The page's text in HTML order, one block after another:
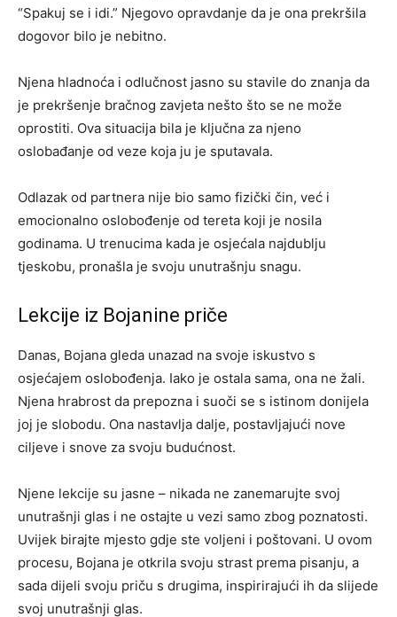
“Spakuj se i idi.” Njegovo opravdanje da je ona prekršila
dogovor bilo je nebitno.
Njena hladnoća i odlučnost jasno su stavile do znanja da
je prekršenje bračnog zavjeta nešto što se ne može
oprostiti. Ova situacija bila je ključna za njeno
oslobađanje od veze koja ju je sputavala.
Odlazak od partnera nije bio samo fizički čin, već i
emocionalno oslobođenje od tereta koji je nosila
godinama. U trenucima kada je osjećala najdublju
tjeskobu, pronašla je svoju unutrašnju snagu.
Lekcije iz Bojanine priče
Danas, Bojana gleda unazad na svoje iskustvo s
osjećajem oslobođenja. Iako je ostala sama, ona ne žali.
Njena hrabrost da prepozna i suoči se s istinom donijela
joj je slobodu. Ona nastavlja dalje, postavljajući nove
ciljeve i snove za svoju budućnost.
Njene lekcije su jasne – nikada ne zanemarujte svoj
unutrašnji glas i ne ostajte u vezi samo zbog poznatosti.
Uvijek birajte mjesto gdje ste voljeni i poštovani. U ovom
procesu, Bojana je otkrila svoju strast prema pisanju, a
sada dijeli svoju priču s drugima, inspirirajući ih da slijede
svoj unutrašnji glas.